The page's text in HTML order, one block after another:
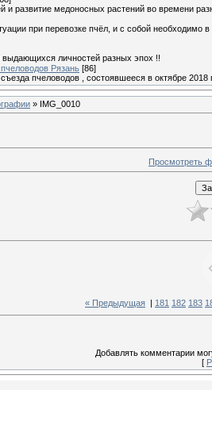
развитие медоносных растений во времени
при перевозке пчёл, и с собой необходимо
личностей разных эпох !!
Рязань [86]
пчеловодов , состоявшееся в октябре 2018
» IMG_0010
Просмотреть
« Предыдущая 181 182 183
Добавлять комментарии
[